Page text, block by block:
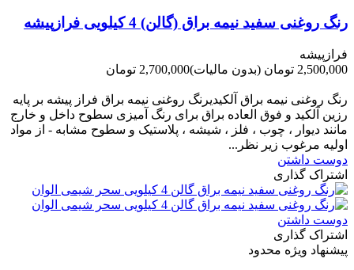
رنگ روغنی سفید نیمه براق (گالن) 4 کیلویی فرازپیشه
فرازپیشه
2,500,000 تومان
(بدون مالیات)2,700,000 تومان
رنگ روغنی نیمه براق آلکیدیرنگ روغنی نیمه براق فراز پیشه بر پایه
رزین آلکید و فوق العاده براق برای رنگ آمیزی سطوح داخل و خارج
مانند دیوار ، چوب ، فلز ، شیشه ، پلاستیک و سطوح مشابه - از مواد
اولیه مرغوب زیر نظر...
دوست داشتن
اشتراک گذاری
دوست داشتن
اشتراک گذاری
پیشنهاد ویژه محدود